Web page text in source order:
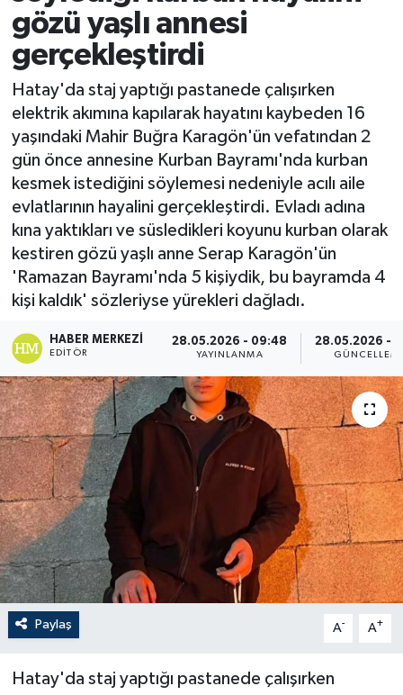
gözü yaşlı annesi
gerçekleştirdi
Hatay'da staj yaptığı pastanede çalışırken
elektrik akımına kapılarak hayatını kaybeden 16
yaşındaki Mahir Buğra Karagön'ün vefatından 2
gün önce annesine Kurban Bayramı'nda kurban
kesmek istediğini söylemesi nedeniyle acılı aile
evlatlarının hayalini gerçekleştirdi. Evladı adına
kına yaktıkları ve süsledikleri koyunu kurban olarak
kestiren gözü yaşlı anne Serap Karagön'ün
'Ramazan Bayramı'nda 5 kişiydik, bu bayramda 4
kişi kaldık' sözleriyse yürekleri dağladı.
HABER MERKEZI
EDITÖR
28.05.2026 - 09:48
YAYINLANMA
28.05.2026 -
Paylaş A- A+
Hatay'da staj yaptığı pastanede çalışırken